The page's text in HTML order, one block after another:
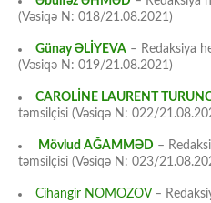
(Vəsiqə N: 018/21.08.2021)
Günay ƏLİYEVA – Redaksiya
(Vəsiqə N: 019/21.08.2021)
CAROLİNE LAURENT
təmsilçisi (Vəsiqə N: 022/
Mövlud AĞAMMƏD –
təmsilçisi (Vəsiqə N: 023/
Cihangir NOMOZOV–